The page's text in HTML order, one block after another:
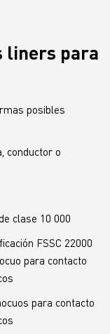
liners para
posibles
conductor o
clase 10 000
FSSC 22000
para contacto
para contacto